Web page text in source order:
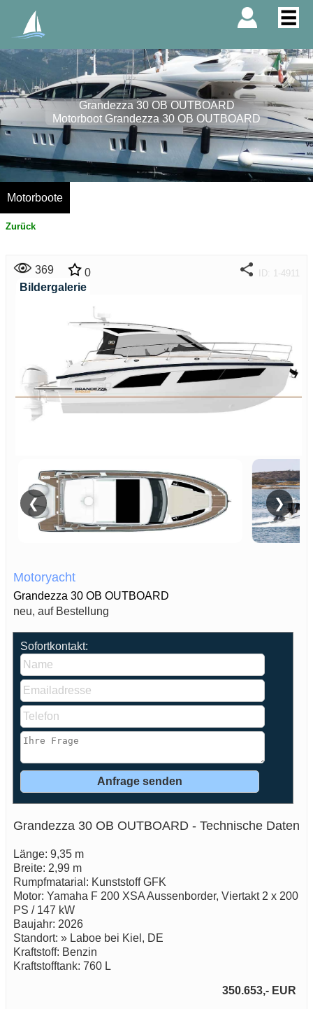
Grandezza 30 OB OUTBOARD
Motorboot Grandezza 30 OB OUTBOARD
Motorboote
Zurück
369 0 ID: 1-4911
Bildergalerie
❮ ❯
Motoryacht
Grandezza 30 OB OUTBOARD
neu, auf Bestellung
Sofortkontakt:
Grandezza 30 OB OUTBOARD - Technische Daten
Länge: 9,35 m
Breite: 2,99 m
Rumpfmatarial: Kunststoff GFK
Motor: Yamaha F 200 XSA Aussenborder, Viertakt 2 x 200
PS / 147 kW
Baujahr: 2026
Standort: » Laboe bei Kiel, DE
Kraftstoff: Benzin
Kraftstofftank: 760 L
350.653,- EUR